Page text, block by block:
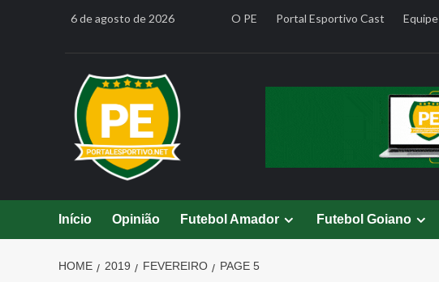
6 de agosto de 2026 O PE Portal Esportivo Cast Equipe
Início Opinião Futebol Amador Futebol Goiano
HOME 2019 FEVEREIRO PAGE 5